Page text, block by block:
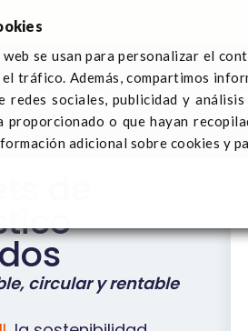
se usan para personalizar el
tráfico. Además, compartimos
redes sociales, publicidad y
proporcionado o que hayan
adicional sobre cookies y
Q-PallSectoresNoticias
de
circular y rentable